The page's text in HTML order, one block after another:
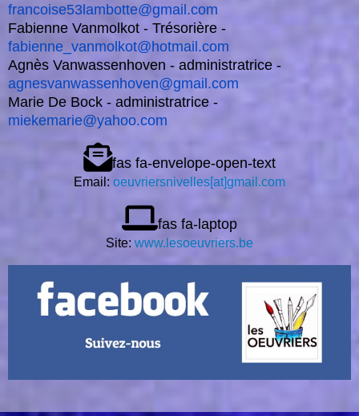
francoise53lambotte@gmail.com
Fabienne Vanmolkot - Trésorière -
fabienne_vanmolkot@hotmail.com
Agnès Vanwassenhoven - administratrice -
agnesvanwassenhoven@gmail.com
Marie De Bock - administratrice -
miekemarie@yahoo.com
fas fa-envelope-open-text
Email: oeuvriersnivelles[at]gmail.com
fas fa-laptop
Site: www.lesoeuvriers.be